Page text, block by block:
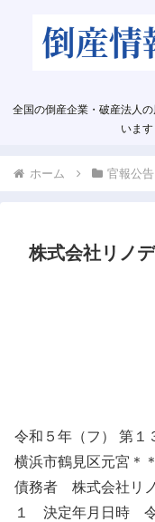
全国の倒産企業・破産法人
いま
ホーム 官報公告
株式会社リノ
令和５年（フ） 第１
横浜市鶴見区元宮＊
債務者 株式会社リ
１ 決定年月日時 令